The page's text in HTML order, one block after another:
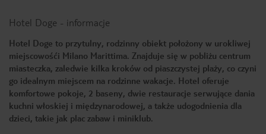
Hotel Doge - informacje
Hotel Doge to przytulny, rodzinny obiekt położony w urokliwej
miejscowośći Milano Marittima. Znajduje się w pobliżu centrum
miasteczka, zaledwie kilka kroków od piaszczystej plaży, co czyni
go idealnym miejscem na rodzinne wakacje. Hotel oferuje
komfortowe pokoje, 2 baseny, dwie restauracje serwujące dania
kuchni włoskiej i międzynarodowej, a także udogodnienia dla
dzieci, takie jak plac zabaw i miniklub.